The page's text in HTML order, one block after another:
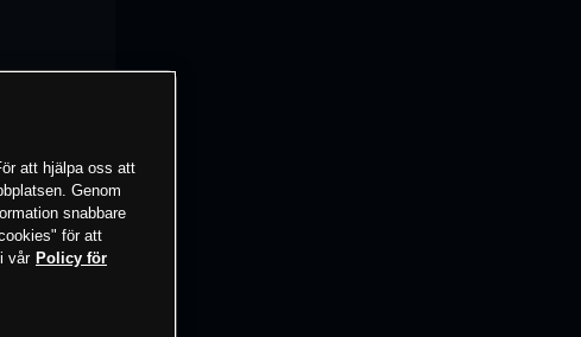
att hjälpa oss att
Genom
snabbare
för att
vår Policy för